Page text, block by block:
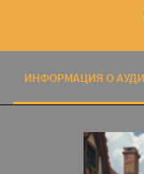
ИНФОРМАЦИЯ О